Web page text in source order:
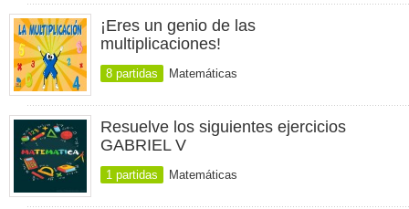
¡Eres un genio de las
multiplicaciones!
8 partidas Matemáticas
Resuelve los siguientes ejercicios
GABRIEL V
1 partidas Matemáticas